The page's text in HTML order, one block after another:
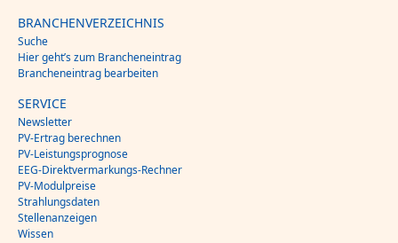
BRANCHENVERZEICHNIS
Suche
Hier geht’s zum Brancheneintrag
Brancheneintrag bearbeiten
SERVICE
Newsletter
PV-Ertrag berechnen
PV-Leistungsprognose
EEG-Direktvermarkungs-Rechner
PV-Modulpreise
Strahlungsdaten
Stellenanzeigen
Wissen